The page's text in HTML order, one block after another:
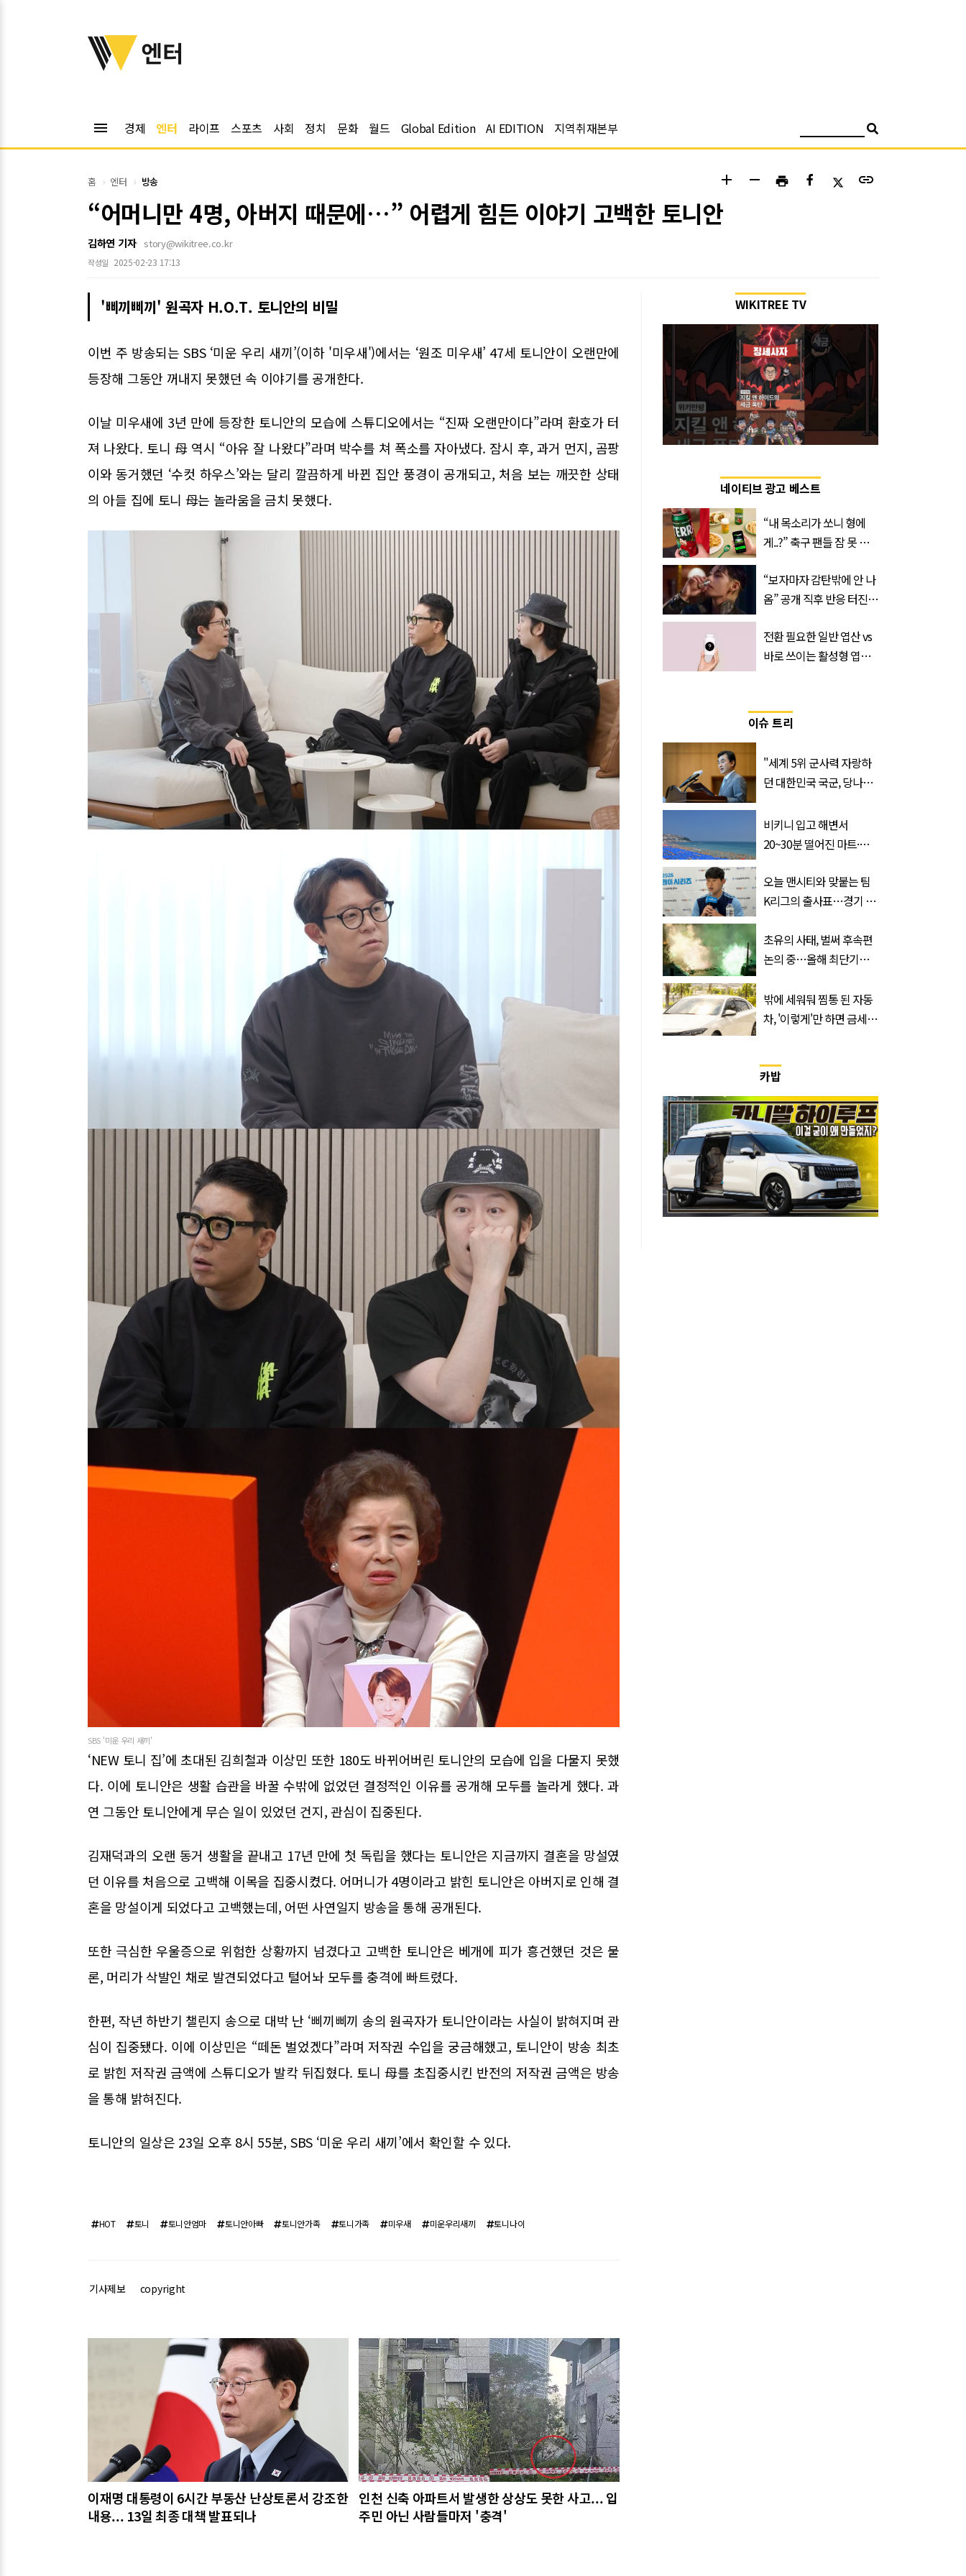
위키트리
엔터
menu 경제 엔터 라이프 스포츠 사회 정치 문화 월드 Global Edition AI EDITION 지역취재본부
홈 엔터 방송 add remove print link
“어머니만 4명, 아버지 때문에…” 어렵게 힘든 이야기 고백한 토니안
김하연 기자 story@wikitree.co.kr
작성일 2025-02-23 17:13
'삐끼삐끼' 원곡자 H.O.T. 토니안의 비밀
이번 주 방송되는 SBS ‘미운 우리 새끼’(이하 '미우새')에서는 ‘원조 미우새’ 47세 토니안이 오랜만에
등장해 그동안 꺼내지 못했던 속 이야기를 공개한다.
이날 미우새에 3년 만에 등장한 토니안의 모습에 스튜디오에서는 “진짜 오랜만이다”라며 환호가 터
져 나왔다. 토니 母 역시 “아유 잘 나왔다”라며 박수를 쳐 폭소를 자아냈다. 잠시 후, 과거 먼지, 곰팡
이와 동거했던 ‘수컷 하우스’와는 달리 깔끔하게 바뀐 집안 풍경이 공개되고, 처음 보는 깨끗한 상태
의 아들 집에 토니 母는 놀라움을 금치 못했다.
SBS '미운 우리 새끼'
‘NEW 토니 집’에 초대된 김희철과 이상민 또한 180도 바뀌어버린 토니안의 모습에 입을 다물지 못했
다. 이에 토니안은 생활 습관을 바꿀 수밖에 없었던 결정적인 이유를 공개해 모두를 놀라게 했다. 과
연 그동안 토니안에게 무슨 일이 있었던 건지, 관심이 집중된다.
김재덕과의 오랜 동거 생활을 끝내고 17년 만에 첫 독립을 했다는 토니안은 지금까지 결혼을 망설였
던 이유를 처음으로 고백해 이목을 집중시켰다. 어머니가 4명이라고 밝힌 토니안은 아버지로 인해 결
혼을 망설이게 되었다고 고백했는데, 어떤 사연일지 방송을 통해 공개된다.
또한 극심한 우울증으로 위험한 상황까지 넘겼다고 고백한 토니안은 베개에 피가 흥건했던 것은 물
론, 머리가 삭발인 채로 발견되었다고 털어놔 모두를 충격에 빠트렸다.
한편, 작년 하반기 챌린지 송으로 대박 난 ‘삐끼삐끼 송의 원곡자가 토니안이라는 사실이 밝혀지며 관
심이 집중됐다. 이에 이상민은 “떼돈 벌었겠다”라며 저작권 수입을 궁금해했고, 토니안이 방송 최초
로 밝힌 저작권 금액에 스튜디오가 발칵 뒤집혔다. 토니 母를 초집중시킨 반전의 저작권 금액은 방송
을 통해 밝혀진다.
토니안의 일상은 23일 오후 8시 55분, SBS ‘미운 우리 새끼’에서 확인할 수 있다.
HOT 토니 토니안엄마 토니안아빠 토니안가족 토니가족 미우새 미운우리새끼 토니나이
기사제보 copyright
관련기사
이재명 대통령이 6시간 부동산 난상토론서 강조한
내용... 13일 최종 대책 발표되나
인천 신축 아파트서 발생한 상상도 못한 사고... 입
주민 아닌 사람들마저 '충격'
WIKITREE TV
네이티브 광고 베스트
“내 목소리가 쏘니 형에
게..?” 축구 팬들 잠 못 들
트
“보자마자 감탄밖에 안 나
옴” 공개 직후 반응 터진
전환 필요한 일반 엽산 vs
바로 쓰이는 활성형 엽
이슈 트리
"세계 5위 군사력 자랑하
던 대한민국 국군, 당나라
비키니 입고 해변서
20~30분 떨어진 마트·주
속출, 반응 폭발
오늘 맨시티와 맞붙는 팀
K리그의 출사표…경기 시
초유의 사태, 벌써 후속편
논의 중…올해 최단기간
정체
밖에 세워둬 찜통 된 자동
차, '이렇게'만 하면 금세
카밥